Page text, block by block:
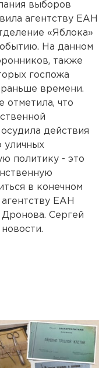
выборов
агентству ЕАН
«Яблока»
На данном
также
госпожа
времени.
отметила, что
действия
уличных
политику - это
в конечном
агентству ЕАН
Сергей